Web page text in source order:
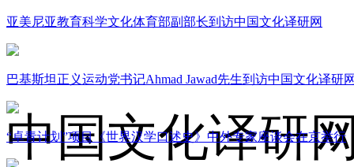
亚美尼亚教育科学文化体育部副部长到访中国文化译研网
巴基斯坦正义运动党书记Ahmad Jawad先生到访中国文化译研
“卓青计划”项目《世界汉学口述史》中外专家座谈会在京举行
关于我们
中国文化译研